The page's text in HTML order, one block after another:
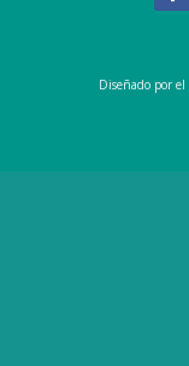
Diseñado por el